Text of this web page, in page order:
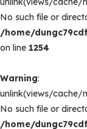
No such file or
/home/
on line 1254
Warning:
unlink(views/cache/
No such file or
/home/